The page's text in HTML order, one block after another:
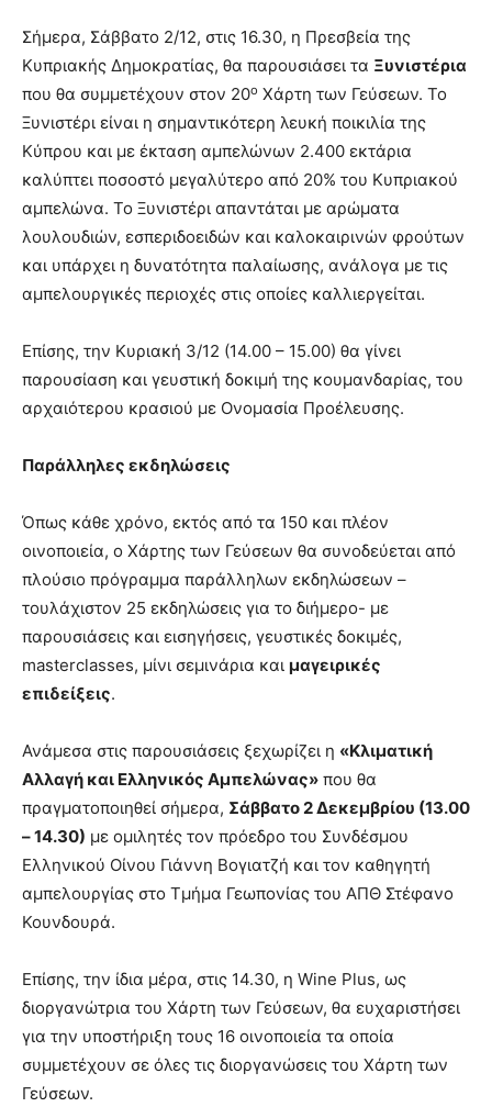
Σήμερα, Σάββατο 2/12, στις 16.30, η Πρεσβεία της
Κυπριακής Δημοκρατίας, θα παρουσιάσει τα Ξυνιστέρια
που θα συμμετέχουν στον 20ο Χάρτη των Γεύσεων. Το
Ξυνιστέρι είναι η σημαντικότερη λευκή ποικιλία της
Κύπρου και με έκταση αμπελώνων 2.400 εκτάρια
καλύπτει ποσοστό μεγαλύτερο από 20% του Κυπριακού
αμπελώνα. Το Ξυνιστέρι απαντάται με αρώματα
λουλουδιών, εσπεριδοειδών και καλοκαιρινών φρούτων
και υπάρχει η δυνατότητα παλαίωσης, ανάλογα με τις
αμπελουργικές περιοχές στις οποίες καλλιεργείται.
Επίσης, την Κυριακή 3/12 (14.00 – 15.00) θα γίνει
παρουσίαση και γευστική δοκιμή της κουμανδαρίας, του
αρχαιότερου κρασιού με Ονομασία Προέλευσης.
Παράλληλες εκδηλώσεις
Όπως κάθε χρόνο, εκτός από τα 150 και πλέον
οινοποιεία, ο Χάρτης των Γεύσεων θα συνοδεύεται από
πλούσιο πρόγραμμα παράλληλων εκδηλώσεων –
τουλάχιστον 25 εκδηλώσεις για το διήμερο- με
παρουσιάσεις και εισηγήσεις, γευστικές δοκιμές,
masterclasses, μίνι σεμινάρια και μαγειρικές
επιδείξεις.
Ανάμεσα στις παρουσιάσεις ξεχωρίζει η «Κλιματική
Αλλαγή και Ελληνικός Αμπελώνας» που θα
πραγματοποιηθεί σήμερα, Σάββατο 2 Δεκεμβρίου (13.00
– 14.30) με ομιλητές τον πρόεδρο του Συνδέσμου
Ελληνικού Οίνου Γιάννη Βογιατζή και τον καθηγητή
αμπελουργίας στο Τμήμα Γεωπονίας του ΑΠΘ Στέφανο
Κουνδουρά.
Επίσης, την ίδια μέρα, στις 14.30, η Wine Plus, ως
διοργανώτρια του Χάρτη των Γεύσεων, θα ευχαριστήσει
για την υποστήριξη τους 16 οινοποιεία τα οποία
συμμετέχουν σε όλες τις διοργανώσεις του Χάρτη των
Γεύσεων.